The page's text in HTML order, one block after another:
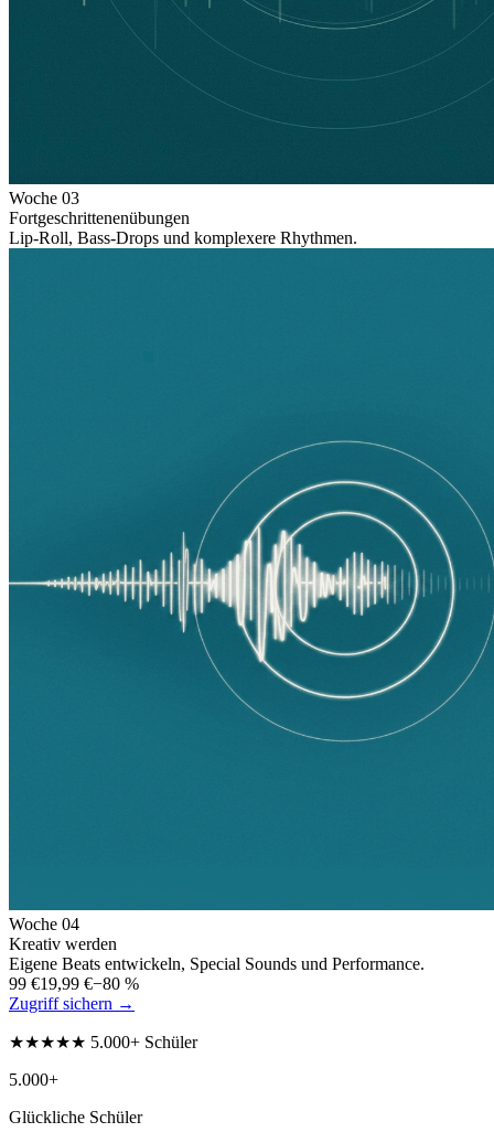
Woche 03
Fortgeschrittenenübungen
Lip-Roll, Bass-Drops und komplexere Rhythmen.
Woche 04
Kreativ werden
Eigene Beats entwickeln, Special Sounds und Performance.
99 €19,99 €−80 %
Zugriff sichern →
★★★★★ 5.000+ Schüler
5.000+
Glückliche Schüler